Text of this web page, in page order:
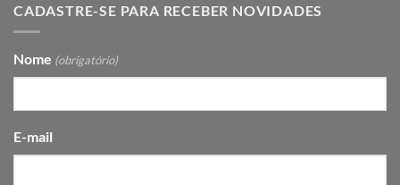
CADASTRE-SE PARA RECEBER NOVIDADES
Nome (obrigatório)
E-mail